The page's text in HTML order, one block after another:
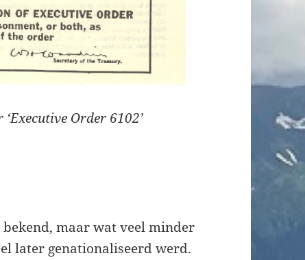
Order 6102’
maar wat veel minder
later genationaliseerd werd.